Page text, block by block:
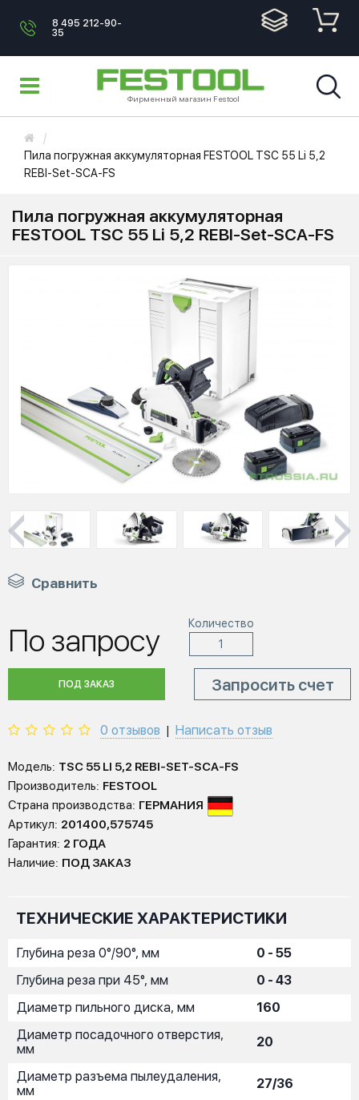
8 495 212-90-
35
Фирменный магазин Festool
Пила погружная аккумуляторная FESTOOL TSC 55 Li 5,2
REBI-Set-SCA-FS
Пила погружная аккумуляторная
FESTOOL TSC 55 Li 5,2 REBI-Set-SCA-FS
Сравнить
По запросу Количество
ПОД ЗАКАЗ Запросить счет
0 отзывов Написать отзыв
Модель: TSC 55 LI 5,2 REBI-SET-SCA-FS
Производитель: FESTOOL
Страна производства: ГЕРМАНИЯ
Артикул: 201400,575745
Гарантия: 2 ГОДА
Наличие: ПОД ЗАКАЗ
ТЕХНИЧЕСКИЕ ХАРАКТЕРИСТИКИ
Глубина реза 0°/90°, мм
0 - 55
Глубина реза при 45°, мм
0 - 43
Диаметр пильного диска, мм
160
Диаметр посадочного отверстия,
мм
20
Диаметр разъема пылеудаления,
мм
27/36